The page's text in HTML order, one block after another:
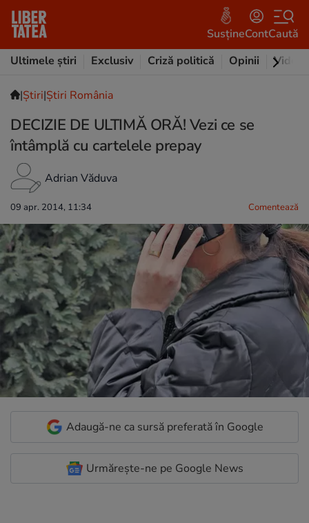
SusțineContCaută
Ultimele știri
Exclusiv Criză politică Opinii Video
|Ştiri|Știri România
DECIZIE DE ULTIMĂ ORĂ! Vezi ce se
întâmplă cu cartelele prepay
Adrian Văduva
09 apr. 2014, 11:34 Comentează
Adaugă-ne ca sursă preferată în Google
Urmărește-ne pe Google News